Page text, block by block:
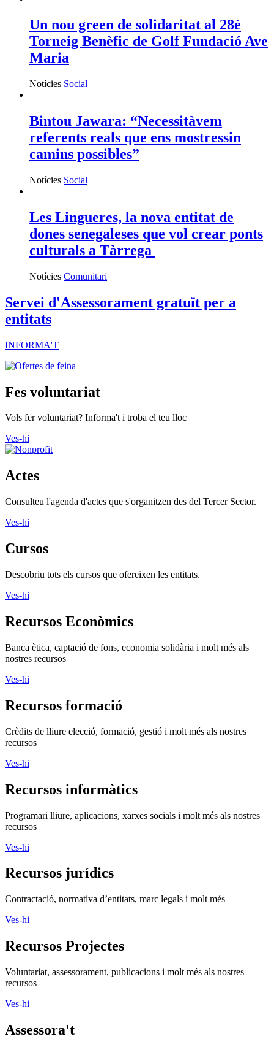
Un nou green de solidaritat al 28è
Torneig Benèfic de Golf Fundació Ave
Maria
Notícies Social
Bintou Jawara: “Necessitàvem
referents reals que ens mostressin
camins possibles”
Notícies Social
Les Lingueres, la nova entitat de
dones senegaleses que vol crear ponts
culturals a Tàrrega
Notícies Comunitari
Servei d'Assessorament gratuït per a
entitats
INFORMA'T
Fes voluntariat
Vols fer voluntariat? Informa't i troba el teu lloc
Ves-hi
Actes
Consulteu l'agenda d'actes que s'organitzen des del Tercer Sector.
Ves-hi
Cursos
Descobriu tots els cursos que ofereixen les entitats.
Ves-hi
Recursos Econòmics
Banca ètica, captació de fons, economia solidària i molt més als
nostres recursos
Ves-hi
Recursos formació
Crèdits de lliure elecció, formació, gestió i molt més als nostres
recursos
Ves-hi
Recursos informàtics
Programari lliure, aplicacions, xarxes socials i molt més als nostres
recursos
Ves-hi
Recursos jurídics
Contractació, normativa d’entitats, marc legals i molt més
Ves-hi
Recursos Projectes
Voluntariat, assessorament, publicacions i molt més als nostres
recursos
Ves-hi
Assessora't